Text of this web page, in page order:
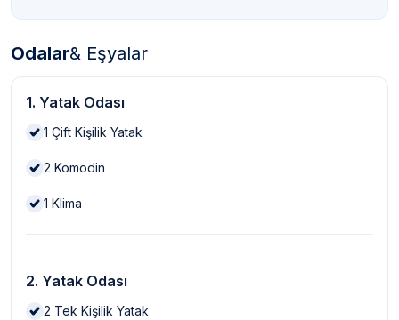
Odalar& Eşyalar
1. Yatak Odası
1 Çift Kişilik Yatak
2 Komodin
1 Klima
2. Yatak Odası
2 Tek Kişilik Yatak